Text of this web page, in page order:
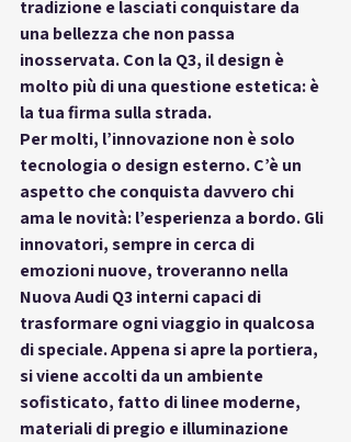
tradizione e lasciati conquistare da
una bellezza che non passa
inosservata. Con la Q3, il design è
molto più di una questione estetica: è
la tua firma sulla strada.
Per molti, l’innovazione non è solo
tecnologia o design esterno. C’è un
aspetto che conquista davvero chi
ama le novità: l’esperienza a bordo. Gli
innovatori, sempre in cerca di
emozioni nuove, troveranno nella
Nuova Audi Q3 interni capaci di
trasformare ogni viaggio in qualcosa
di speciale. Appena si apre la portiera,
si viene accolti da un ambiente
sofisticato, fatto di linee moderne,
materiali di pregio e illuminazione